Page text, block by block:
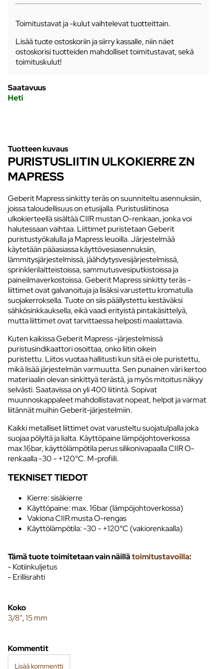
Toimitustavat ja -kulut vaihtelevat tuotteittain.
Lisää tuote ostoskoriin ja siirry kassalle, niin näet
ostoskorisi tuotteiden mahdolliset toimitustavat, sekä
toimituskulut!
Saatavuus
Heti
Tuotteen kuvaus
PURISTUSLIITIN ULKOKIERRE ZN
MAPRESS
Geberit Mapress sinkitty teräs on suunniteltu asennuksiin,
joissa taloudellisuus on etusijalla. Puristusliitinosa
ulkokierteellä sisältää CIIR mustan O-renkaan, jonka voi
halutessaan vaihtaa. Liittimet puristetaan Geberit
puristustyökalulla ja Mapress leuoilla. Järjestelmää
käytetään pääasiassa käyttövesiasennuksiin,
lämmitysjärjestelmissä, jäähdytysvesijärjestelmissä,
sprinklerilaitteistoissa, sammutusvesiputkistoissa ja
paineilmaverkostoissa. Geberit Mapress sinkitty teräs -
liittimet ovat galvanoituja ja lisäksi varustettu kromatulla
suojakerroksella. Tuote on siis päällystettu kestäväksi
sähkösinkkauksella, eikä vaadi erityistä pintakäsittelyä,
mutta liittimet ovat tarvittaessa helposti maalattavia.
Kuten kaikissa Geberit Mapress -järjestelmissä
puristusindikaattori osoittaa, onko liitin oikein
puristettu. Liitos vuotaa hallitusti kun sitä ei ole puristettu,
mikä lisää järjestelmän varmuutta. Sen punainen väri kertoo
materiaalin olevan sinkittyä terästä, ja myös mitoitus näkyy
selvästi. Saatavissa on yli 400 liitintä. Sopivat
muunnoskappaleet mahdollistavat nopeat, helpot ja varmat
liitännät muihin Geberit-järjestelmiin.
Kaikki metalliset liittimet ovat varusteltu suojatulpalla joka
suojaa pölyltä ja lialta. Käyttöpaine lämpöjohtoverkossa
max.16bar, käyttölämpötila perus silikonivapaalla CIIR O-
renkaalla -30 - +120°C. M-profiili.
TEKNISET TIEDOT
Kierre: sisäkierre
Käyttöpaine: max. 16bar (lämpöjohtoverkossa)
Vakiona CIIR musta O-rengas
Käyttölämpötila: -30 - +120°C (vakiorenkaalla)
Tämä tuote toimitetaan vain näillätoimitustavoilla:
- Kotiinkuljetus
- Erillisrahti
Koko
3/8",15 mm
Kommentit
Lisää kommentti